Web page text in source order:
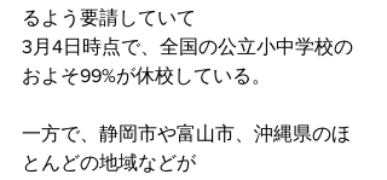
るよう要請していて
3月4日時点で、全国の公立小中学校の
およそ99%が休校している。
一方で、静岡市や富山市、沖縄県のほ
とんどの地域などが